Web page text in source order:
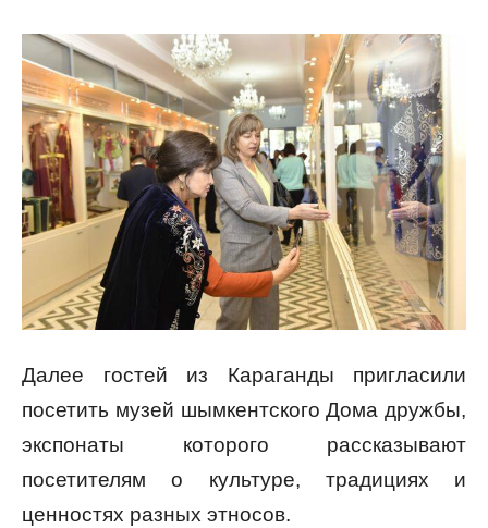
Далее гостей из Караганды пригласили
посетить музей шымкентского Дома дружбы,
экспонаты которого рассказывают
посетителям о культуре, традициях и
ценностях разных этносов.